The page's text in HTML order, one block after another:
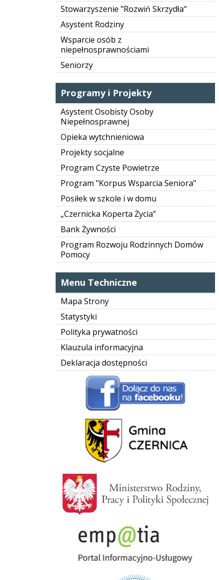
Stowarzyszenie "Rozwiń Skrzydła"
Asystent Rodziny
Wsparcie osób z
niepełnosprawnościami
Seniorzy
Programy i Projekty
Asystent Osobisty Osoby
Niepełnosprawnej
Opieka wytchnieniowa
Projekty socjalne
Program Czyste Powietrze
Program "Korpus Wsparcia Seniora"
Posiłek w szkole i w domu
„Czernicka Koperta Życia”
Bank Żywności
Program Rozwoju Rodzinnych Domów
Pomocy
Menu Techniczne
Mapa Strony
Statystyki
Polityka prywatności
Klauzula informacyjna
Deklaracja dostępności
Facebook - GOPS Czernica
Gmina Czernica
Ministerstwo Rodziny i Polityki Społecznej